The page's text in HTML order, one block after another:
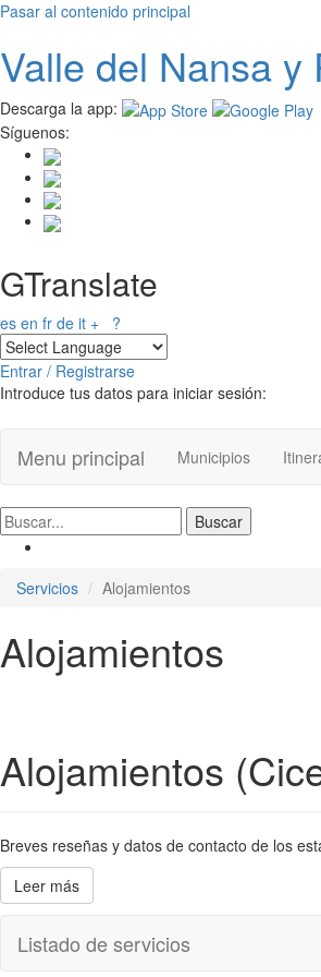
Pasar al contenido principal
Valle del Nansay
Descarga la app:
Síguenos:
GTranslate
es en fr de it + ?
Entrar / Registrarse
Introduce tus datos para iniciar sesión:
Menu principal Municipios
Servicios Alojamientos
Alojamientos
Alojamientos
Breves reseñas y datos de contacto de los
Leer más
Listado de servicios